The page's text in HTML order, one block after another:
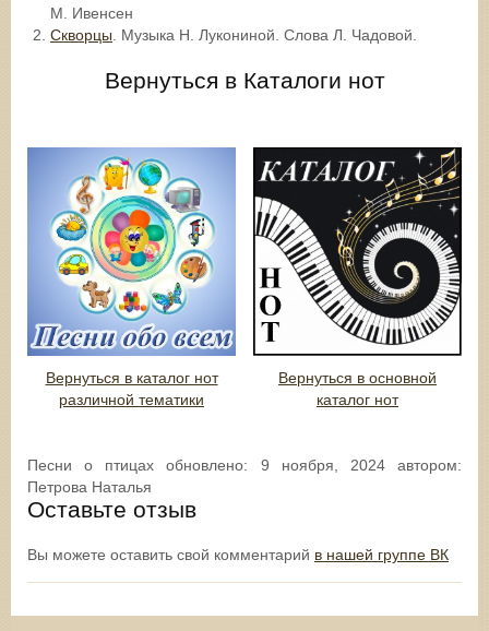
М. Ивенсен
Скворцы . Музыка Н. Лукониной. Слова Л. Чадовой.
Вернуться в Каталоги нот
Вернуться в каталог нот
различной тематики
Вернуться в основной
каталог нот
Песни о птицах обновлено: 9 ноября, 2024автором:
Петрова Наталья
Оставьте отзыв
Вы можете оставить свой комментарий в нашей группе ВК